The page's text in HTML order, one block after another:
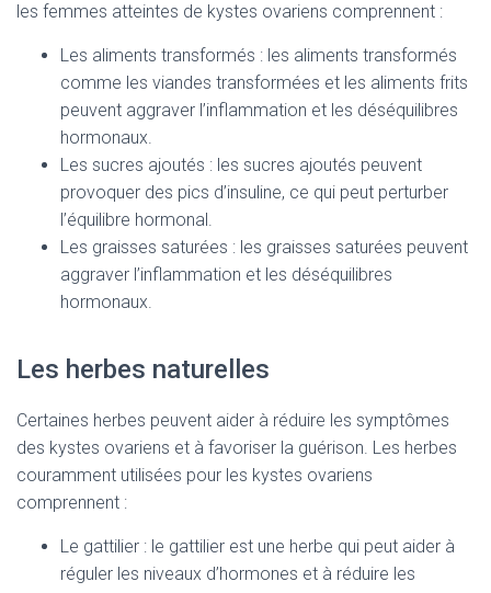
les femmes atteintes de kystes ovariens comprennent :
Les aliments transformés : les aliments transformés
comme les viandes transformées et les aliments frits
peuvent aggraver l’inflammation et les déséquilibres
hormonaux.
Les sucres ajoutés : les sucres ajoutés peuvent
provoquer des pics d’insuline, ce qui peut perturber
l’équilibre hormonal.
Les graisses saturées : les graisses saturées peuvent
aggraver l’inflammation et les déséquilibres
hormonaux.
Les herbes naturelles
Certaines herbes peuvent aider à réduire les symptômes
des kystes ovariens et à favoriser la guérison. Les herbes
couramment utilisées pour les kystes ovariens
comprennent :
Le gattilier : le gattilier est une herbe qui peut aider à
réguler les niveaux d’hormones et à réduire les